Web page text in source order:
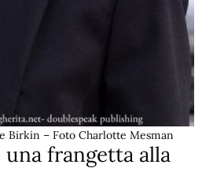
Birkin – Foto Charlotte Mesman
frangetta alla